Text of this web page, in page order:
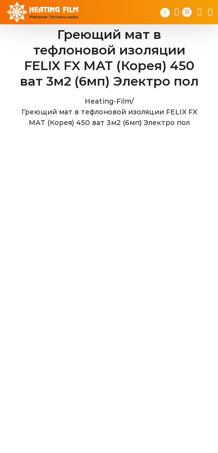
Skip
0
Греющий мат в
тефлоновой изоляции
FELIX FX MAT (Корея) 450
ват 3м2 (6мп) Электро пол
Heating-Film/
Греющий мат в тефлоновой изоляции FELIX FX
MAT (Корея) 450 ват 3м2 (6мп) Электро пол